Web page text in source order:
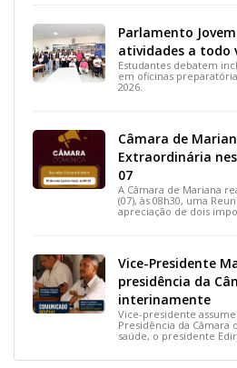
Parlamento
atividades a todo
Estudantes debatem
em oficinas
2026.
Câmara de
Extraordinária
07
A Câmara de Mariana
(07), às 08h30, uma
apreciação de dois
Vice-Presidente
presidência da
interinamente
Vice-presidente
Presidência da Câmara
saúde, o presidente